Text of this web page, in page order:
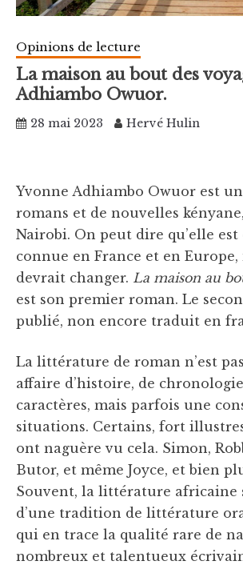
Opinions de lecture
La maison au bout des
Adhiambo Owuor.
28 mai 2023 Hervé Hulin
Yvonne Adhiambo Owuor est
romans et de nouvelles
Nairobi. On peut dire qu’elle est
connue en France et en Europe,
devrait changer. La maison au
est son premier roman. Le
publié, non encore traduit en
La littérature de roman n’est
affaire d’histoire, de
caractères, mais parfois une
situations. Certains, fort
ont naguère vu cela. Simon,
Butor, et même Joyce, et bien
Souvent, la littérature africaine
d’une tradition de littérature
qui en trace la qualité rare de
nombreux et talentueux